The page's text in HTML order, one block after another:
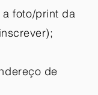
a foto/print da
de